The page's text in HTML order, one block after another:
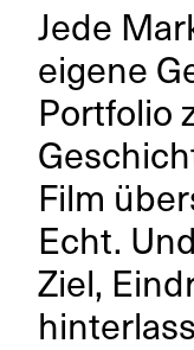
Jede
eigene
Portfolio
Film
Echt.
Ziel,